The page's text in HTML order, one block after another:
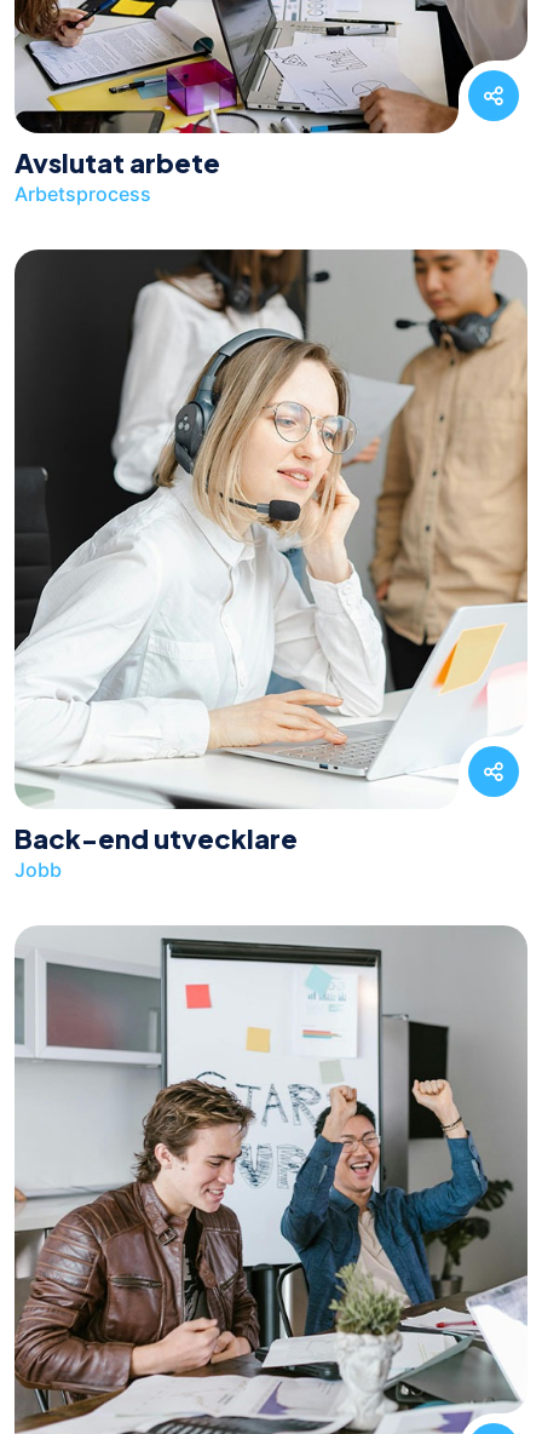
Avslutat arbete
Arbetsprocess
Back-end utvecklare
Jobb